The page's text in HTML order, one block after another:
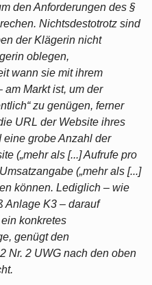
den Anforderungen des §
Nichtsdestotrotz sind
der Klägerin nicht
oblegen,
wann sie mit ihrem
am Markt ist, um der
zu genügen, ferner
URL der Website ihres
grobe Anzahl der
(„mehr als [...] Aufrufe pro
(„mehr als [...]
können. Lediglich – wie
Anlage K3 – darauf
konkretes
genügt den
Nr. 2 UWG nach den oben